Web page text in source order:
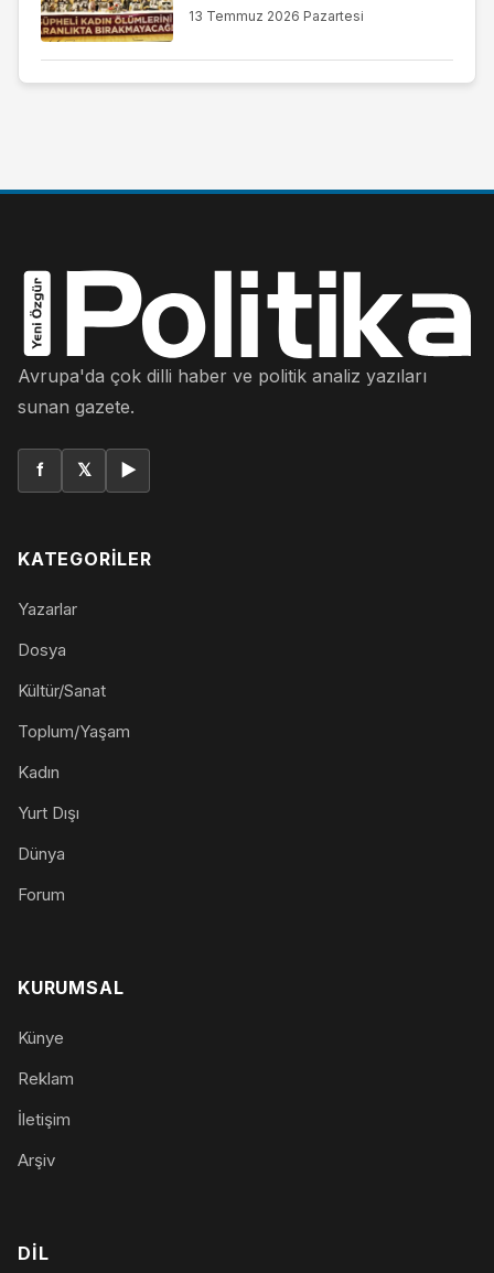
13 Temmuz 2026 Pazartesi
Avrupa'da çok dilli haber ve politik analiz yazıları
sunan gazete.
f 𝕏 ▶
KATEGORILER
Yazarlar
Dosya
Kültür/Sanat
Toplum/Yaşam
Kadın
Yurt Dışı
Dünya
Forum
KURUMSAL
Künye
Reklam
İletişim
Arşiv
DIL